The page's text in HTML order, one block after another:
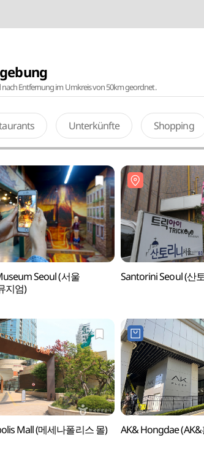
Entfernung im Umkreis von 50km geordnet.
Unterkünfte Shopping
Seoul (서울
지엄)
Santorini Seoul (산
Mall (메세나폴리스 몰) AK& Hongdae (AK&